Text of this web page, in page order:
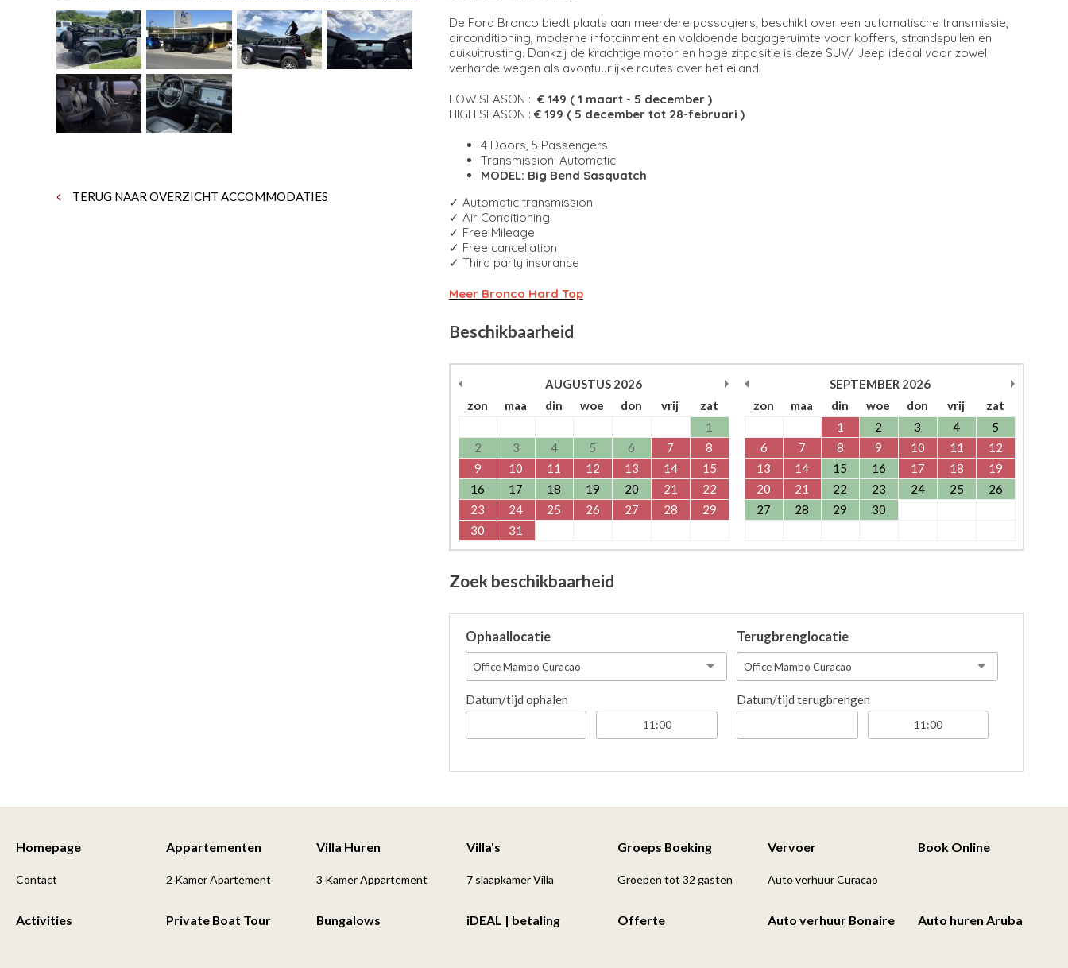
TERUG NAAR OVERZICHT ACCOMMODATIES
De Ford Bronco biedt plaats aan meerdere passagiers, beschikt over een automatische transmissie,
airconditioning, moderne infotainment en voldoende bagageruimte voor koffers, strandspullen en
duikuitrusting. Dankzij de krachtige motor en hoge zitpositie is deze SUV/ Jeep ideaal voor zowel
verharde wegen als avontuurlijke routes over het eiland.
LOW SEASON : € 149 ( 1 maart - 5 december )
HIGH SEASON : € 199 ( 5 december tot 28-februari )
4 Doors, 5 Passengers
Transmission: Automatic
MODEL: Big Bend Sasquatch
✓ Automatic transmission
✓ Air Conditioning
✓ Free Mileage
✓ Free cancellation
✓ Third party insurance
Meer Bronco Hard Top
Beschikbaarheid
AUGUSTUS 2026
zon
maa din woe don vrij
zat
1
2
3 4 5 6 7
8
9
10 11 12 13 14
15
16
17 18 19 20 21
22
23
24 25 26 27 28
29
30
31
SEPTEMBER 2026
zon
maa din woe don vrij
zat
1
2 3 4
5
6
7 8 9 10 11
12
13
14 15 16 17 18
19
20
21 22 23 24 25
26
27
28 29 30
Zoek beschikbaarheid
Ophaallocatie
Office Mambo Curacao
Datum/tijd ophalen
Terugbrenglocatie
Office Mambo Curacao
Datum/tijd terugbrengen
Homepage
Contact
Appartementen
2 Kamer Apartement
Villa Huren
3 Kamer Appartement
Villa's
7 slaapkamer Villa
Groeps Boeking
Groepen tot 32 gasten
Vervoer
Auto verhuur Curacao
Book Online
Activities Private Boat Tour Bungalows iDEAL | betaling Offerte Auto verhuur Bonaire Auto huren Aruba